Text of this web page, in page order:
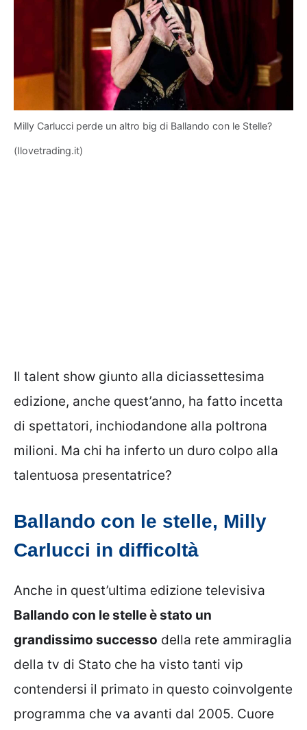
Milly Carlucci perde un altro big di Ballando con le Stelle?
(Ilovetrading.it)
Il talent show giunto alla diciassettesima
edizione, anche quest’anno, ha fatto incetta
di spettatori, inchiodandone alla poltrona
milioni. Ma chi ha inferto un duro colpo alla
talentuosa presentatrice?
Ballando con le stelle, Milly
Carlucci in difficoltà
Anche in quest’ultima edizione televisiva
Ballando con le stelle è stato un
grandissimo successo della rete ammiraglia
della tv di Stato che ha visto tanti vip
contendersi il primato in questo coinvolgente
programma che va avanti dal 2005. Cuore